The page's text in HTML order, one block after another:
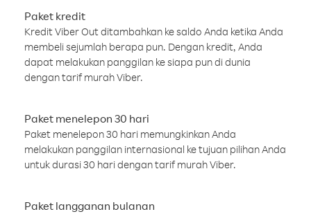
Paket kredit
Kredit Viber Out ditambahkan ke saldo Anda ketika Anda
membeli sejumlah berapa pun. Dengan kredit, Anda
dapat melakukan panggilan ke siapa pun di dunia
dengan tarif murah Viber.
Paket menelepon 30 hari
Paket menelepon 30 hari memungkinkan Anda
melakukan panggilan internasional ke tujuan pilihan Anda
untuk durasi 30 hari dengan tarif murah Viber.
Paket langganan bulanan